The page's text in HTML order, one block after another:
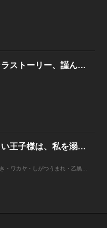
そのシンデレラストーリー、謹んでご辞退申し上げます
異世界の逞しい王子様は、私を溺愛えっちで甘やかす。アンソロジー